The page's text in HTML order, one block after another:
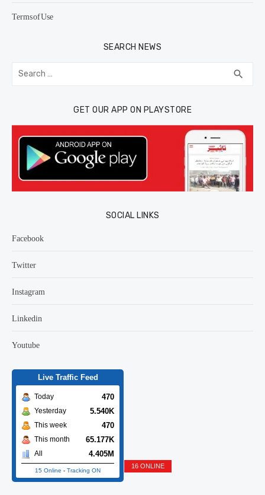
Terms of Use
SEARCH NEWS
Search
for: search
GET OUR APP ON PLAYSTORE
SOCIAL LINKS
Facebook
Twitter
Instagram
Linkedin
Youtube
Live Traffic Feed
Today 470
Yesterday 5.540K
This week 470
This month 65.177K
All 4.405M
15 Online - Tracking ON
16 ONLINE